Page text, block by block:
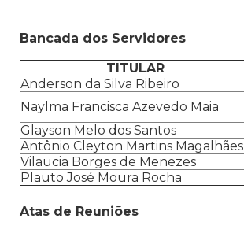
Bancada dos Servidores
TITULAR
Anderson da Silva Ribeiro
Naylma Francisca Azevedo Maia
Glayson Melo dos Santos
Antônio Cleyton Martins Magalhães
Vilaucia Borges de Menezes
Plauto José Moura Rocha
Atas de Reuniões